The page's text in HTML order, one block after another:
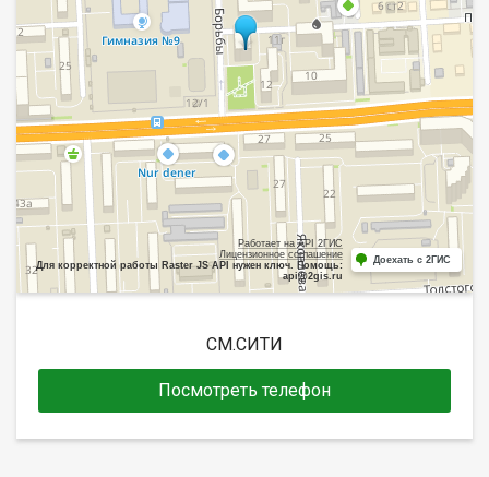
Работает на API 2ГИС
Лицензионное соглашение
Для корректной работы Raster JS API нужен ключ. Помощь:
api@2gis.ru
Доехать с 2ГИС
СМ.СИТИ
Посмотреть телефон